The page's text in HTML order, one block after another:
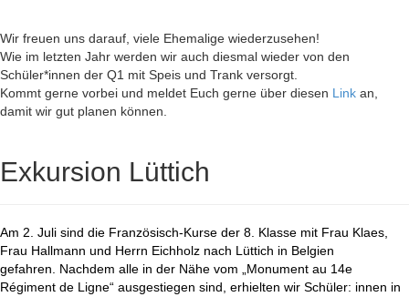
Wir freuen uns darauf, viele Ehemalige wiederzusehen!
Wie im letzten Jahr werden wir auch diesmal wieder von den
Schüler*innen der Q1 mit Speis und Trank versorgt.
Kommt gerne vorbei und meldet Euch gerne über diesen Link an,
damit wir gut planen können.
Exkursion Lüttich
Am 2. Juli sind die Französisch-Kurse der 8. Klasse mit Frau Klaes,
Frau Hallmann und Herrn Eichholz nach Lüttich in Belgien
gefahren. Nachdem alle in der Nähe vom „Monument au 14e
Régiment de Ligne“ ausgestiegen sind, erhielten wir Schüler: innen in